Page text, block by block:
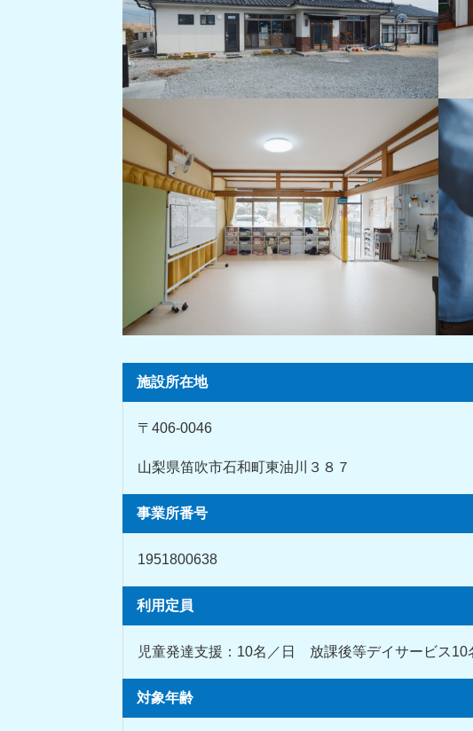
施設所在地
〒406-0046
山梨県笛吹市石和町東油川３８７
事業所番号
1951800638
利用定員
児童発達支援：10名／日 放課後等デイサービス10
対象年齢